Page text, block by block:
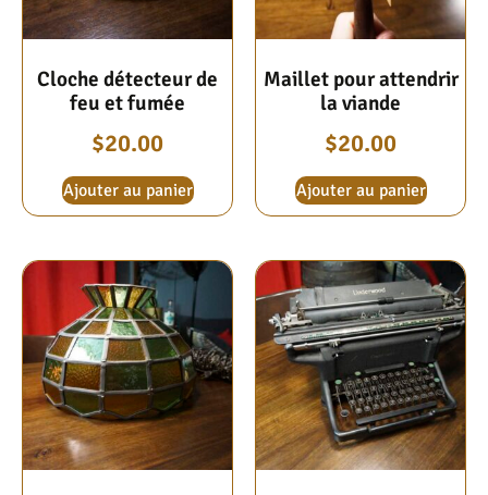
Cloche détecteur de
feu et fumée
$20.00
Ajouter au panier
Maillet pour attendrir
la viande
$20.00
Ajouter au panier